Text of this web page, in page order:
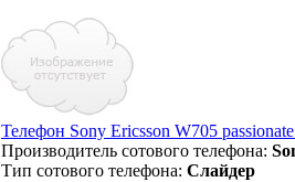
Телефон Sony Ericsson W705
Производитель сотового телефона:
Тип сотового телефона: Слайдер